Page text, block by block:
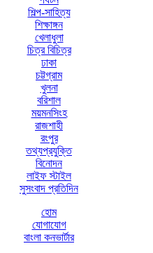
শিল্প-সাহিত্য
শিক্ষাঙ্গন
খেলাধুলা
চিত্র বিচিত্র
ঢাকা
চট্টগ্রাম
খুলনা
বরিশাল
ময়মনসিংহ
রাজশাহী
রংপুর
তথ্যপ্রযুক্তি
বিনোদন
লাইফ স্টাইল
সুসংবাদ প্রতিদিন
হোম
যোগাযোগ
বাংলা কনভার্টার